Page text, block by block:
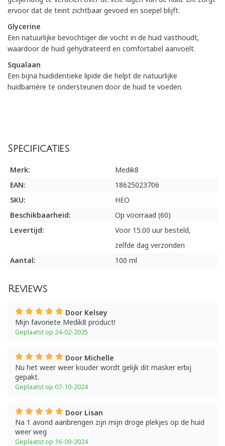
ervoor dat de teint zichtbaar gevoed en soepel blijft.
Glycerine
Een natuurlijke bevochtiger die vocht in de huid vasthoudt,
waardoor de huid gehydrateerd en comfortabel aanvoelt.
Squalaan
Een bijna huididentieke lipide die helpt de natuurlijke
huidbarrière te ondersteunen door de huid te voeden.
Specificaties
Merk:
Medik8
EAN:
18625023706
SKU:
HEO
Beschikbaarheid:
Op voorraad (60)
Levertijd:
Voor 15:00 uur besteld,
zelfde dag verzonden
Aantal:
100 ml
Reviews
Door Kelsey
Mijn favoriete Medik8 product!
Geplaatst op 24-02-2025
Door Michelle
Nu het weer weer kouder wordt gelijk dit masker erbij
gepakt.
Geplaatst op 07-10-2024
Door Lisan
Na 1 avond aanbrengen zijn mijn droge plekjes op de huid
weer weg
Geplaatst op 16-09-2024